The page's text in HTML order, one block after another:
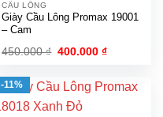
CẦU LÔNG
Giày Cầu Lông Promax 19001
– Cam
450.000₫ Giá
450.000 ₫.
400.000₫Giá
là:
400.000 ₫.
-11%